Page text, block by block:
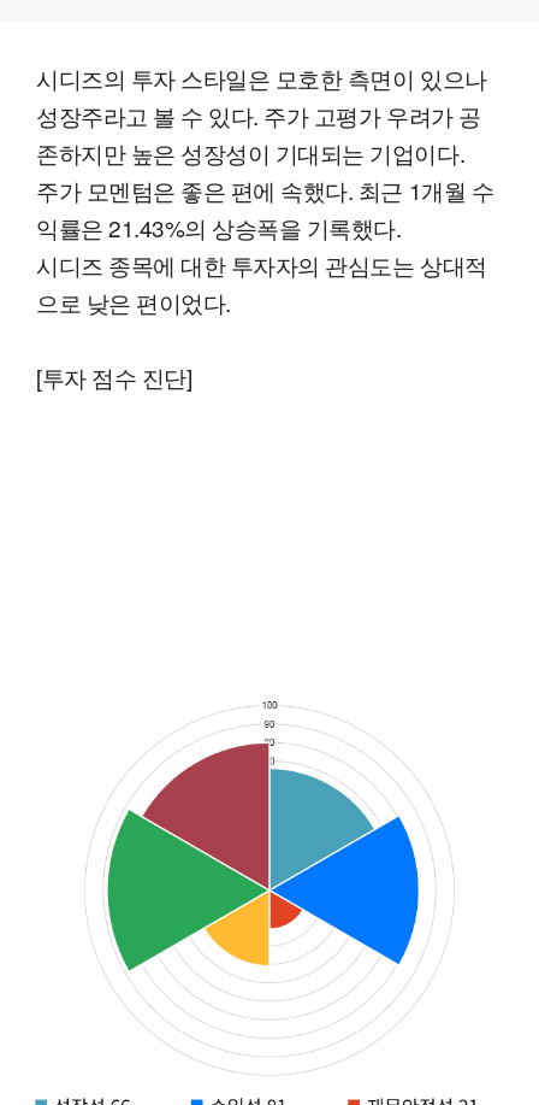
시디즈의 투자 스타일은 모호한 측면이 있으나
성장주라고 볼 수 있다. 주가 고평가 우려가 공
존하지만 높은 성장성이 기대되는 기업이다.
주가 모멘텀은 좋은 편에 속했다. 최근 1개월 수
익률은 21.43%의 상승폭을 기록했다.
시디즈 종목에 대한 투자자의 관심도는 상대적
으로 낮은 편이었다.
[투자 점수 진단]